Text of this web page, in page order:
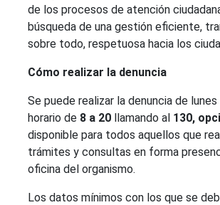
de los procesos de atención
búsqueda de una gestión eficiente,
sobre todo, respetuosa hacia los
Cómo realizar la denuncia
Se puede realizar la denuncia de
horario de 8 a 20 llamando al 130,
disponible para todos aquellos que
trámites y consultas en forma
oficina del organismo.
Los datos mínimos con los que se